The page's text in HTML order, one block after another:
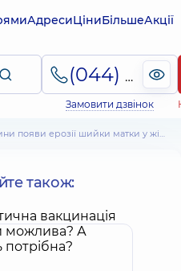
АдресиЦіниБільшеАкції
(044) 495-2-888
Замовити дзвінок
ерозії шийки матки у жінок, що не народжували, симптоми і лікування
також: